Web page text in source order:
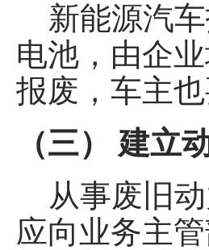
新能源汽车
电池，由企
报废，车主
（三） 建立
从事废旧动
应向业务主